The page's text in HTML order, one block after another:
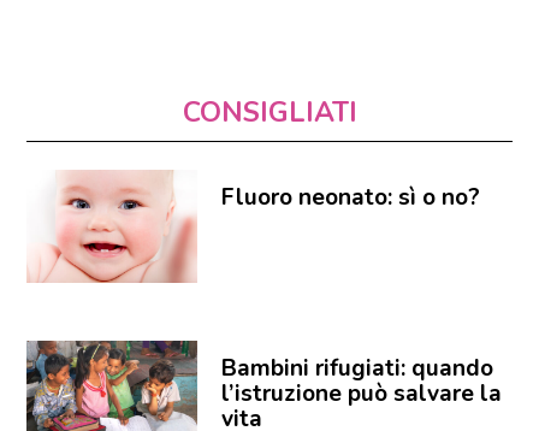
CONSIGLIATI
Fluoro neonato: sì o no?
Bambini rifugiati: quando
l’istruzione può salvare la
vita